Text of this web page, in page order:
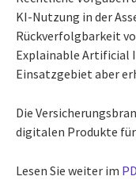
KI-Nutzung in der
Rückverfolgbarkeit
Explainable Artificial
Einsatzgebiet aber
Die
digitalen Produkte
Lesen Sie weiter im